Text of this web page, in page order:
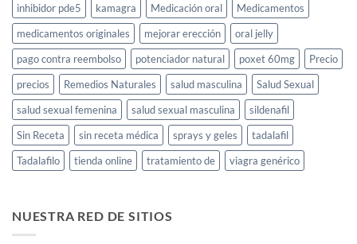
inhibidor pde5
kamagra Medicación oral
Medicamentos
medicamentos originales
mejorar erección
oral jelly
pago contra reembolso
potenciador natural poxet 60mg
Precio
precios
Remedios Naturales salud masculina
Salud Sexual
salud sexual femenina
salud sexual masculina
sildenafil
Sin Receta
sin receta médica sprays y geles
tadalafil
Tadalafilo
tienda online tratamiento de viagra genérico
NUESTRA RED DE SITIOS